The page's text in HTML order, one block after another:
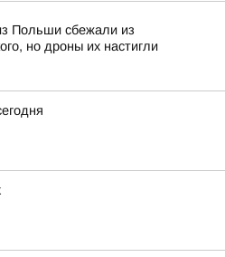
Польши сбежали из
но дроны их настигли